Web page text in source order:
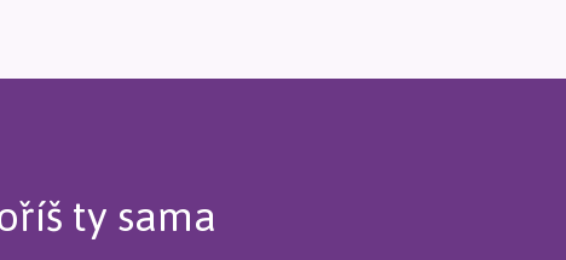
ty sama